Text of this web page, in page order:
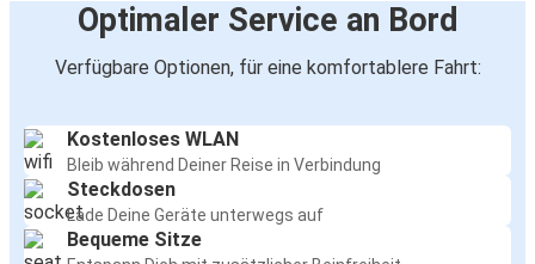
Optimaler Service an Bord
Verfügbare Optionen, für eine komfortablere Fahrt:
Kostenloses WLAN
Bleib während Deiner Reise in Verbindung
Steckdosen
Lade Deine Geräte unterwegs auf
Bequeme Sitze